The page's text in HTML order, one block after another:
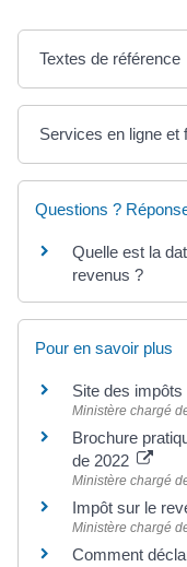
Textes de référence
Services en ligne et
Questions ?
Quelle est la
revenus ?
Pour en savoir plus
Site des impôts
Ministère chargé
Brochure
de 2022
Ministère chargé
Impôt sur le
Ministère chargé
Comment